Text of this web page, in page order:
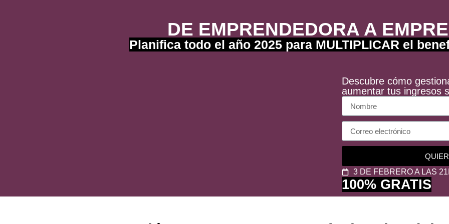
DE EMPRENDEDORA A
Planifica todo el año 2025 para MULTIPLICAR el
Descubre cómo
aumentar tus ingresos
3 DE FEBRERO A LAS
100% GRATIS